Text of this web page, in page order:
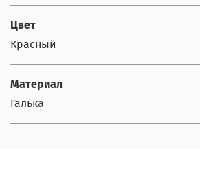
Цвет
Красный
Материал
Галька